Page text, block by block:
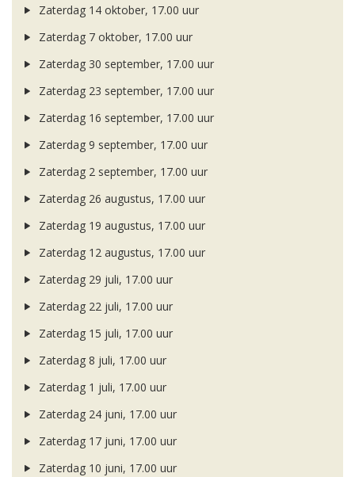
Zaterdag 14 oktober, 17.00 uur
Zaterdag 7 oktober, 17.00 uur
Zaterdag 30 september, 17.00 uur
Zaterdag 23 september, 17.00 uur
Zaterdag 16 september, 17.00 uur
Zaterdag 9 september, 17.00 uur
Zaterdag 2 september, 17.00 uur
Zaterdag 26 augustus, 17.00 uur
Zaterdag 19 augustus, 17.00 uur
Zaterdag 12 augustus, 17.00 uur
Zaterdag 29 juli, 17.00 uur
Zaterdag 22 juli, 17.00 uur
Zaterdag 15 juli, 17.00 uur
Zaterdag 8 juli, 17.00 uur
Zaterdag 1 juli, 17.00 uur
Zaterdag 24 juni, 17.00 uur
Zaterdag 17 juni, 17.00 uur
Zaterdag 10 juni, 17.00 uur